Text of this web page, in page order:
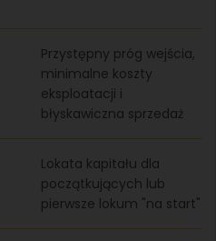
Przystępny próg wejścia,
minimalne koszty
eksploatacji i
błyskawiczna sprzedaż
Lokata kapitału dla
początkujących lub
pierwsze lokum "na start"